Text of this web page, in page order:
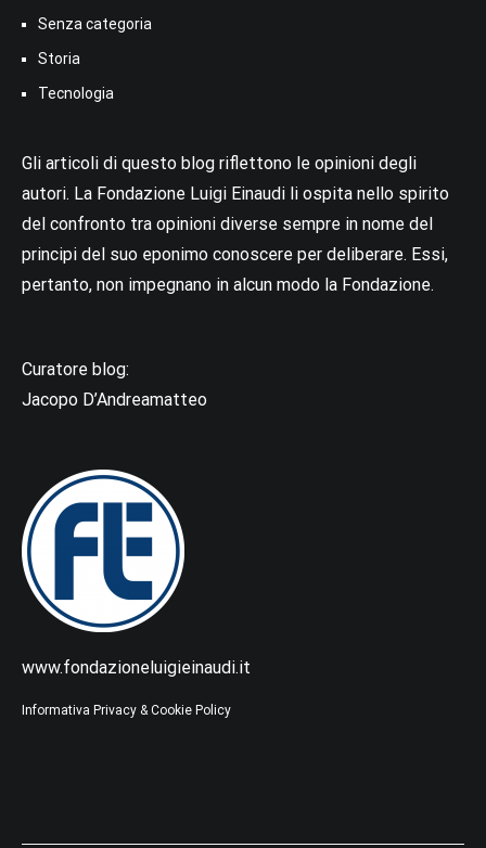
Senza categoria
Storia
Tecnologia
Gli articoli di questo blog riflettono le opinioni degli
autori. La Fondazione Luigi Einaudi li ospita nello spirito
del confronto tra opinioni diverse sempre in nome del
principi del suo eponimo conoscere per deliberare. Essi,
pertanto, non impegnano in alcun modo la Fondazione.
Curatore blog:
Jacopo D’Andreamatteo
www.fondazioneluigieinaudi.it
Informativa Privacy & Cookie Policy